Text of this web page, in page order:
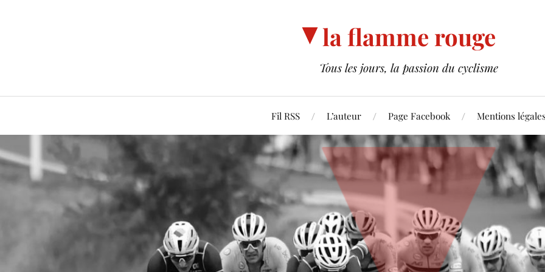
la flamme rouge
Tous les jours, la passion du cyclisme
Fil RSS L’auteur Page Facebook Mentions